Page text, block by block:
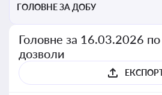
ГОЛОВНЕ ЗА ДОБУ
Головне за 16.03.2026 по
дозволи